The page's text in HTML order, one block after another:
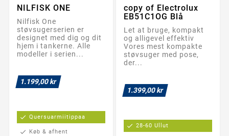
NILFISK ONE
Nilfisk One
støvsugerserien er
designet med dig og dit
hjem i tankerne. Alle
modeller i serien...
1.199,00 kr
check Quersuarmiitippaa
check Køb & afhent
copy of Electrolux
EB51C1OG Blå
Let at bruge, kompakt
og alligevel effektiv
Vores mest kompakte
støvsuger med pose,
der...
1.399,00 kr
check 28-60 Ullut